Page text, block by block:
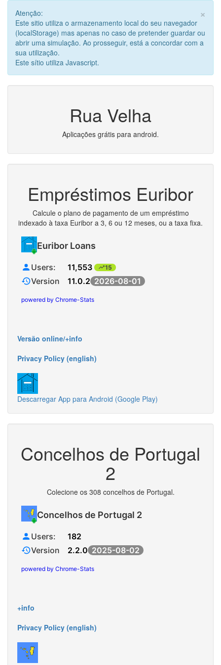
×
Atenção:
Este sitio utiliza o armazenamento local do seu navegador
(localStorage) mas apenas no caso de pretender guardar ou
abrir uma simulação. Ao prosseguir, está a concordar com a
sua utilização.
Este sítio utiliza Javascript.
Rua Velha
Aplicações grátis para android.
Empréstimos Euribor
Calcule o plano de pagamento de um empréstimo
indexado à taxa Euribor a 3, 6 ou 12 meses, ou a taxa fixa.
Versão online/+info
Privacy Policy (english)
Descarregar App para Android (Google Play)
Concelhos de Portugal
2
Colecione os 308 concelhos de Portugal.
+info
Privacy Policy (english)